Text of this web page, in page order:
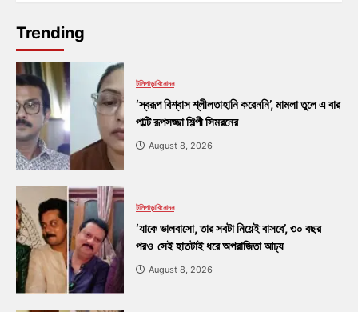
Trending
টলিপাড়াবিনোদন
‘স্বরূপ বিশ্বাস শ্লীলতাহানি করেননি’, মামলা তুলে এ বার
পাল্টি রূপসজ্জা শিল্পী সিমরনের
August 8, 2026
টলিপাড়াবিনোদন
‘যাকে ভালবাসো, তার সবটা নিয়েই বাসবে’, ৩০ বছর
পরও সেই হাতটাই ধরে অপরাজিতা আঢ্য
August 8, 2026